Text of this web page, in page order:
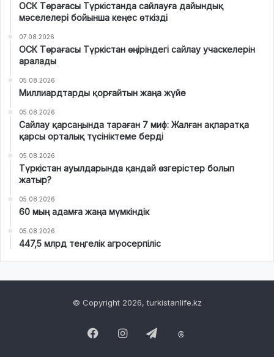
ОСК Төрағасы Түркістанда сайлауға дайындық
мәселелері бойынша кеңес өткізді
07.08.2026
ОСК Төрағасы Түркістан өңіріндегі сайлау учаскелерін
аралады
05.08.2026
Миллиардтарды қорғайтын жаңа жүйе
05.08.2026
Сайлау қарсаңында тараған 7 миф: Жалған ақпаратқа
қарсы орталық түсініктеме берді
05.08.2026
Түркістан ауылдарында қандай өзгерістер болып
жатыр?
05.08.2026
60 мың адамға жаңа мүмкіндік
05.08.2026
447,5 млрд теңгелік агросерпіліс
© Copyright 2026, turkistanlife.kz
FacebookInstagramTelegram